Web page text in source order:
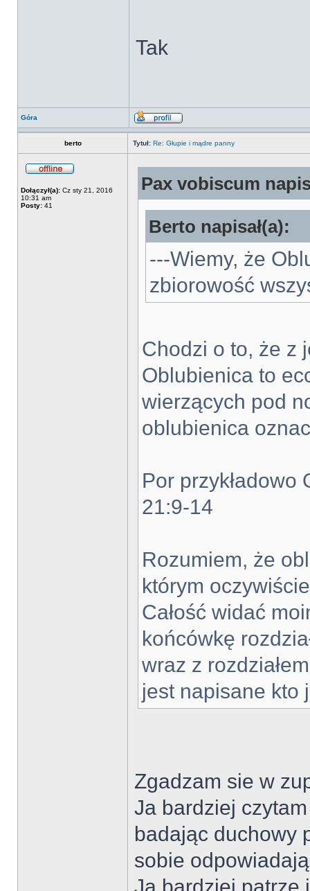
Tak
Góra
berto Tytuł: Re: Głupie i mądre panny
Dołączył(a): Cz sty 21, 2016
10:31 am
Posty: 41
Pax vobiscum
Berto napisał(a):
---Wiemy, że
zbiorowość
Chodzi o to, że z
Oblubienica to
wierzących pod
oblubienica
Por przykładowo
21:9-14
Rozumiem, że
którym
Całość widać
końcówkę
wraz z
jest napisane kto
Zgadzam sie w
Ja bardziej
badając duchowy
sobie